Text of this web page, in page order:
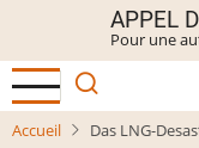
contenu
principal
APPEL
Pour une
Accueil Das LNG-